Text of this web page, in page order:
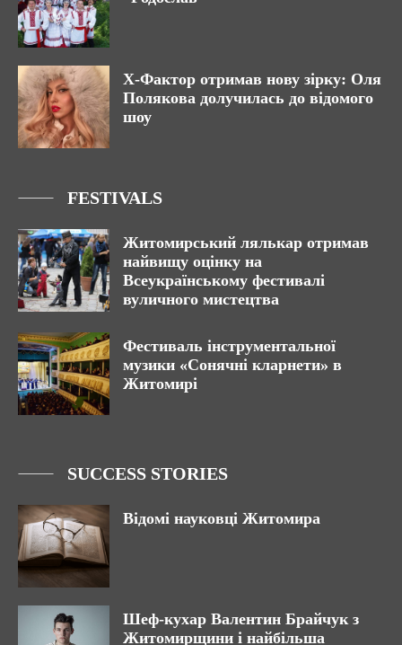
Х-Фактор отримав нову зірку: Оля
Полякова долучилась до відомого
шоу
FESTIVALS
Житомирський лялькар отримав
найвищу оцінку на
Всеукраїнському фестивалі
вуличного мистецтва
Фестиваль інструментальної
музики «Сонячні кларнети» в
Житомирі
SUCCESS STORIES
Відомі науковці Житомира
Шеф-кухар Валентин Брайчук з
Житомирщини і найбільша